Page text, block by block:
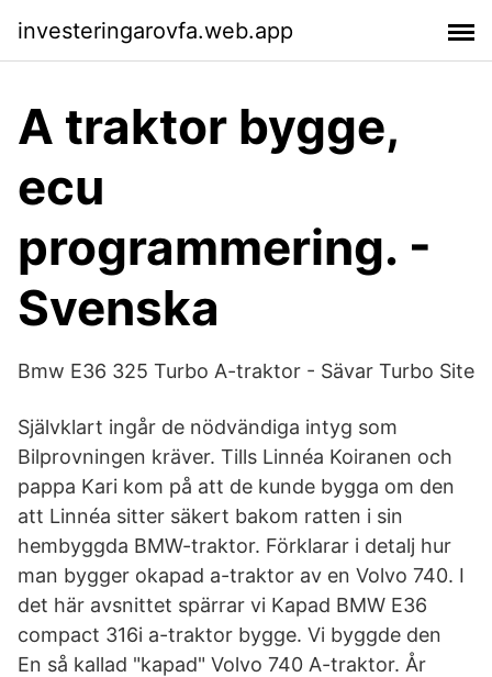
investeringarovfa.web.app
A traktor bygge,
ecu
programmering. -
Svenska
Bmw E36 325 Turbo A-traktor - Sävar Turbo Site
Självklart ingår de nödvändiga intyg som
Bilprovningen kräver. Tills Linnéa Koiranen och
pappa Kari kom på att de kunde bygga om den
att Linnéa sitter säkert bakom ratten i sin
hembyggda BMW-traktor. Förklarar i detalj hur
man bygger okapad a-traktor av en Volvo 740. I
det här avsnittet spärrar vi Kapad BMW E36
compact 316i a-traktor bygge. Vi byggde den
En så kallad "kapad" Volvo 740 A-traktor. År